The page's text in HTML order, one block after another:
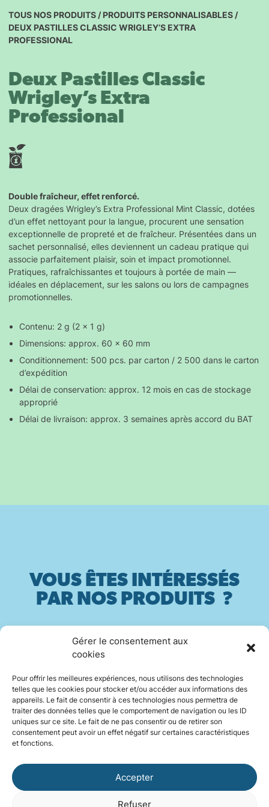
Gérer le consentement aux
cookies
Pour offrir les meilleures expériences, nous utilisons des technologies
telles que les cookies pour stocker et/ou accéder aux informations des
appareils. Le fait de consentir à ces technologies nous permettra de
traiter des données telles que le comportement de navigation ou les ID
uniques sur ce site. Le fait de ne pas consentir ou de retirer son
consentement peut avoir un effet négatif sur certaines caractéristiques
et fonctions.
Accepter
Refuser
TOUS NOS PRODUITS / PRODUITS PERSONNALISABLES /
DEUX PASTILLES CLASSIC WRIGLEY’S EXTRA
PROFESSIONAL
Deux Pastilles Classic
Wrigley’s Extra
Professional
Double fraîcheur, effet renforcé.
Deux dragées Wrigley’s Extra Professional Mint Classic, dotées
d’un effet nettoyant pour la langue, procurent une sensation
exceptionnelle de propreté et de fraîcheur. Présentées dans un
sachet personnalisé, elles deviennent un cadeau pratique qui
associe parfaitement plaisir, soin et impact promotionnel.
Pratiques, rafraîchissantes et toujours à portée de main —
idéales en déplacement, sur les salons ou lors de campagnes
promotionnelles.
Contenu: 2 g (2 x 1 g)
Dimensions: approx. 60 x 60 mm
Conditionnement: 500 pcs. par carton / 2 500 dans le carton
d’expédition
Délai de conservation: approx. 12 mois en cas de stockage
approprié
Délai de livraison: approx. 3 semaines après accord du BAT
VOUS ÊTES INTÉRESSÉS
PAR NOS PRODUITS ?
Contactez-nous
INSTAGRAM